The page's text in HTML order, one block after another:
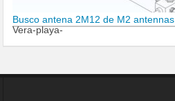
Busco antena 2M12 de M2 antennas
Vera-playa-